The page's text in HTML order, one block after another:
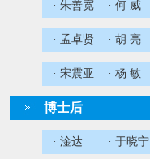
· 朱善宽 · 何 威
· 孟卓贤 · 胡 亮
· 宋震亚 · 杨 敏
博士后
· 淦达 · 于晓宁